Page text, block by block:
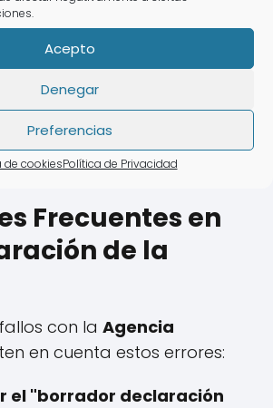
Acepto
Denegar
Preferencias
de cookiesPolítica de Privacidad
espera elevado.
tienes la opción de
declaración sin
de
tu hogar.
Frecuentes en
de la
con la Agencia
en cuenta estos errores:
el "borrador declaración